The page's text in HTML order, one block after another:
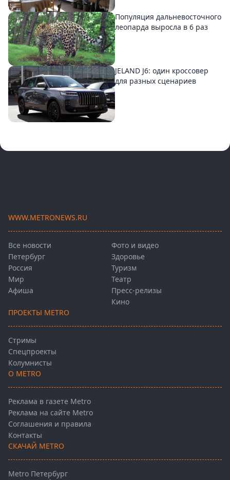
Популяция дальневосточного
леопарда выросла в 6 раз
JELAND J6: один кроссовер
для разных сценариев
WWW.METRONEWS.RU
Все новости
Петербург
Россия
Мир
Афиша
Фото и видео
Здоровье
Туризм
Театр
Пресс-релизы
Кино
ПРОЕКТЫ METRO
Стримы
Спецпроекты
Колумнисты
О METRO
Реклама в газете Metro
Реклама на сайте Metro
Соглашения и правила
Контакты
СКАЧАЙ METRO
Metro Петербург